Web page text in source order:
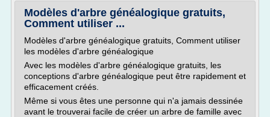
Modèles d'arbre généalogique gratuits,
Comment utiliser ...
Modèles d'arbre généalogique gratuits, Comment utiliser
les modèles d'arbre généalogique
Avec les modèles d'arbre généalogique gratuits, les
conceptions d'arbre généalogique peut être rapidement et
efficacement créés.
Même si vous êtes une personne qui n'a jamais dessinée
avant le trouverai facile de créer un arbre de famille avec